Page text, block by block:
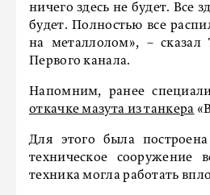
ничего здесь не будет. Все
будет. Полностью все
на металлолом», – сказал
Первого канала.
Напомним, ранее
откачке мазута из танкера
Для этого была
техническое сооружение
техника могла работать